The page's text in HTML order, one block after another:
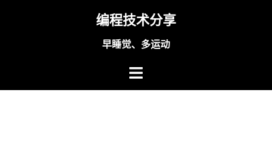
编程技术分享
早睡觉、多运动